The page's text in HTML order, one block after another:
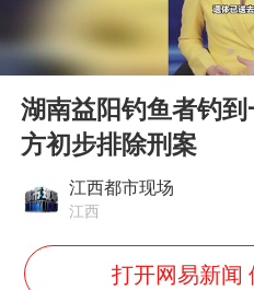
白海
酒店回
网传《
牛津大
浙江台
Play
00:00
湖南益阳钓鱼者钓
方初步排除刑案
江西都市现场
江西
打开网易新闻